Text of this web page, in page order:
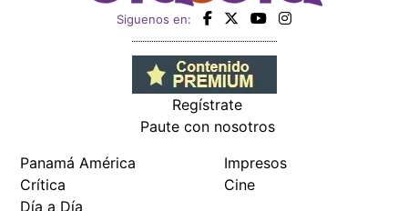
Siguenos en:
Regístrate
Paute con nosotros
Panamá América
Crítica
Día a Día
Impresos
Cine